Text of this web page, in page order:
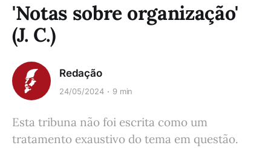
'Notas sobre organização'
(J. C.)
Redação
24/05/2024 9 min
Esta tribuna não foi escrita como um
tratamento exaustivo do tema em questão.